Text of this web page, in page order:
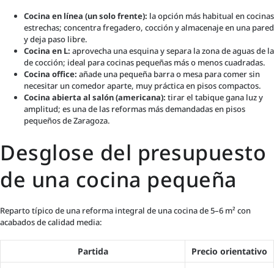
Cocina en línea (un solo frente): la opción más habitual en cocinas
estrechas; concentra fregadero, cocción y almacenaje en una pared
y deja paso libre.
Cocina en L: aprovecha una esquina y separa la zona de aguas de la
de cocción; ideal para cocinas pequeñas más o menos cuadradas.
Cocina office: añade una pequeña barra o mesa para comer sin
necesitar un comedor aparte, muy práctica en pisos compactos.
Cocina abierta al salón (americana): tirar el tabique gana luz y
amplitud; es una de las reformas más demandadas en pisos
pequeños de Zaragoza.
Desglose del presupuesto
de una cocina pequeña
Reparto típico de una reforma integral de una cocina de 5–6 m² con
acabados de calidad media:
Partida
Precio orientativo